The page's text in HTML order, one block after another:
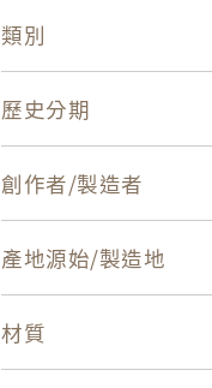
類別
歷史分期
創作者/製造者
產地源始/製造地
材質